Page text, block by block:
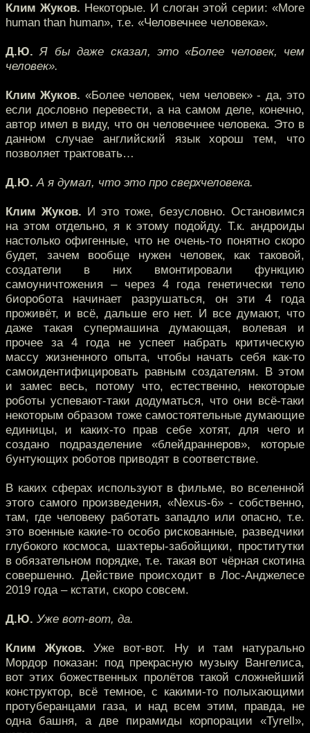
Клим Жуков. Некоторые. И слоган этой серии: «More
human than human», т.е. «Человечнее человека».
Д.Ю. Я бы даже сказал, это «Более человек, чем
человек».
Клим Жуков. «Более человек, чем человек» - да, это
если дословно перевести, а на самом деле, конечно,
автор имел в виду, что он человечнее человека. Это в
данном случае английский язык хорош тем, что
позволяет трактовать…
Д.Ю. А я думал, что это про сверхчеловека.
Клим Жуков. И это тоже, безусловно. Остановимся
на этом отдельно, я к этому подойду. Т.к. андроиды
настолько офигенные, что не очень-то понятно скоро
будет, зачем вообще нужен человек, как таковой,
создатели в них вмонтировали функцию
самоуничтожения – через 4 года генетически тело
биоробота начинает разрушаться, он эти 4 года
проживёт, и всё, дальше его нет. И все думают, что
даже такая супермашина думающая, волевая и
прочее за 4 года не успеет набрать критическую
массу жизненного опыта, чтобы начать себя как-то
самоидентифицировать равным создателям. В этом
и замес весь, потому что, естественно, некоторые
роботы успевают-таки додуматься, что они всё-таки
некоторым образом тоже самостоятельные думающие
единицы, и каких-то прав себе хотят, для чего и
создано подразделение «блейдраннеров», которые
бунтующих роботов приводят в соответствие.
В каких сферах используют в фильме, во вселенной
этого самого произведения, «Nexus-6» - собственно,
там, где человеку работать западло или опасно, т.е.
это военные какие-то особо рискованные, разведчики
глубокого космоса, шахтеры-забойщики, проститутки
в обязательном порядке, т.е. такая вот чёрная скотина
совершенно. Действие происходит в Лос-Анджелесе
2019 года – кстати, скоро совсем.
Д.Ю. Уже вот-вот, да.
Клим Жуков. Уже вот-вот. Ну и там натурально
Мордор показан: под прекрасную музыку Вангелиса,
вот этих божественных пролётов такой сложнейший
конструктор, всё темное, с какими-то полыхающими
протуберанцами газа, и над всем этим, правда, не
одна башня, а две пирамиды корпорации «Tyrell»,